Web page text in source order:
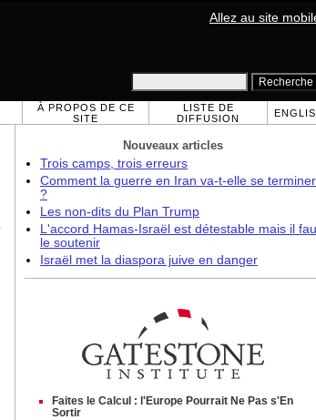
Allez au site
À PROPOS DE CE
SITE
LISTE DE
DIFFUSION
Nouveaux articles
Trois camps, trois erreurs
Comment la guerre en Iran va-t-elle se terminer
?
Les non-dits du Plan Trump
L'accord Hamas-Israël est détestable mais il
le soutenir
Israël met la diaspora juive en danger
Faites le Calcul : l'Europe Pourrait Ne Pas s'En
Sortir